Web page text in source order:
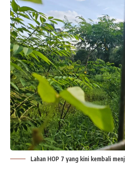
Lahan HOP 7 yang kini kembali